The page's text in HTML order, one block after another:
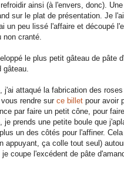
ainsi (à l'envers, donc).
sur le plat de présentation. Je
un peu lissé l'affaire et découpé
non cranté.
le plus petit gâteau de pâte
gâteau.
j'ai attaqué la fabrication des
rendre sur ce billet pour avoir
par faire un petit cône, pour
je prends une petite boule que
un des côtés pour l'affiner.
appuyant, ça colle tout seul)
coupe l'excédent de pâte